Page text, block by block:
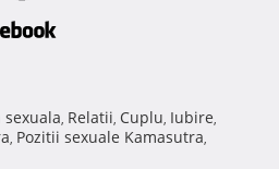
sexuala, Relatii, Cuplu, Iubire,
, Pozitii sexuale Kamasutra,